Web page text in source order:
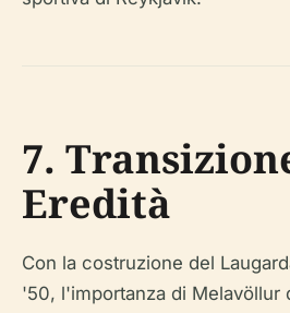
7.
Eredità
Con la costruzione del
'50, l'importanza di Melavöllur